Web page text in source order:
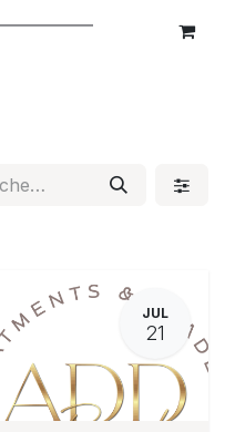
JUL
21